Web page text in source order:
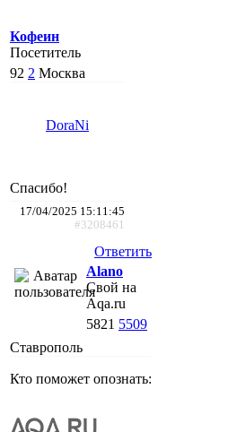
Кофеин
Посетитель
92 2 Москва
DoraNi
Спасибо!
17/04/2025 15:11:45
#3208461
Ответить
Alano
Свой на
Aqa.ru
5821 5509
Ставрополь
Кто поможет опознать: